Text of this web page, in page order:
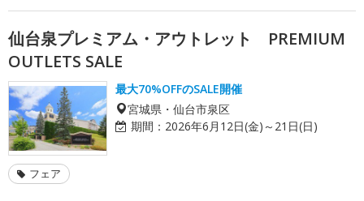
仙台泉プレミアム・アウトレット PREMIUM
OUTLETS SALE
最大70%OFFのSALE開催
宮城県・仙台市泉区
期間： 2026年6月12日(金)～21日(日)
フェア